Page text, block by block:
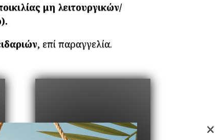
μη λειτουργικών/
, επί παραγγελία.
×